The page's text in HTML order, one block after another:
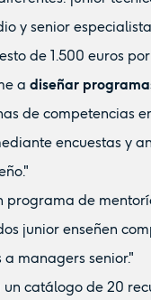
y senior
de 1.500 euros
a diseñar
de competencias
encuestas y
programa de
junior enseñen
managers senior."
un catálogo de 20